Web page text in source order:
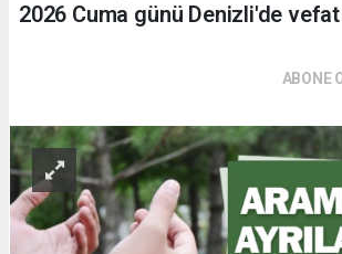
2026 Cuma günü Denizli'de
ABONE